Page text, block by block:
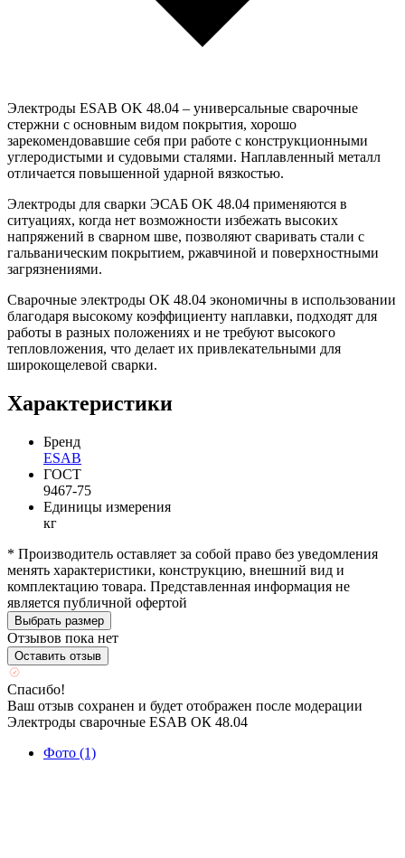
Электроды ESAB OK 48.04 – универсальные сварочные
стержни с основным видом покрытия, хорошо
зарекомендовавшие себя при работе с конструкционными
углеродистыми и судовыми сталями. Наплавленный металл
отличается повышенной ударной вязкостью.
Электроды для сварки ЭСАБ OK 48.04 применяются в
ситуациях, когда нет возможности избежать высоких
напряжений в сварном шве, позволяют сваривать стали с
гальваническим покрытием, ржавчиной и поверхностными
загрязнениями.
Сварочные электроды ОК 48.04 экономичны в использовании
благодаря высокому коэффициенту наплавки, подходят для
работы в разных положениях и не требуют высокого
тепловложения, что делает их привлекательными для
широкощелевой сварки.
Характеристики
Бренд
ESAB
ГОСТ
9467-75
Единицы измерения
кг
* Производитель оставляет за собой право без уведомления
менять характеристики, конструкцию, внешний вид и
комплектацию товара. Представленная информация не
является публичной офертой
Выбрать размер
Отзывов пока нет
Оставить отзыв
Спасибо!
Ваш отзыв сохранен и будет отображен после модерации
Электроды сварочные ESAB ОК 48.04
Фото (1)